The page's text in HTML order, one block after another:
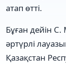
атап өтті.
Бұған дейін
әртүрлі
Қазақстан